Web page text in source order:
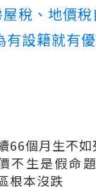
稅、地價
有設籍就有
66個月生不
不生是假命
根本沒跌